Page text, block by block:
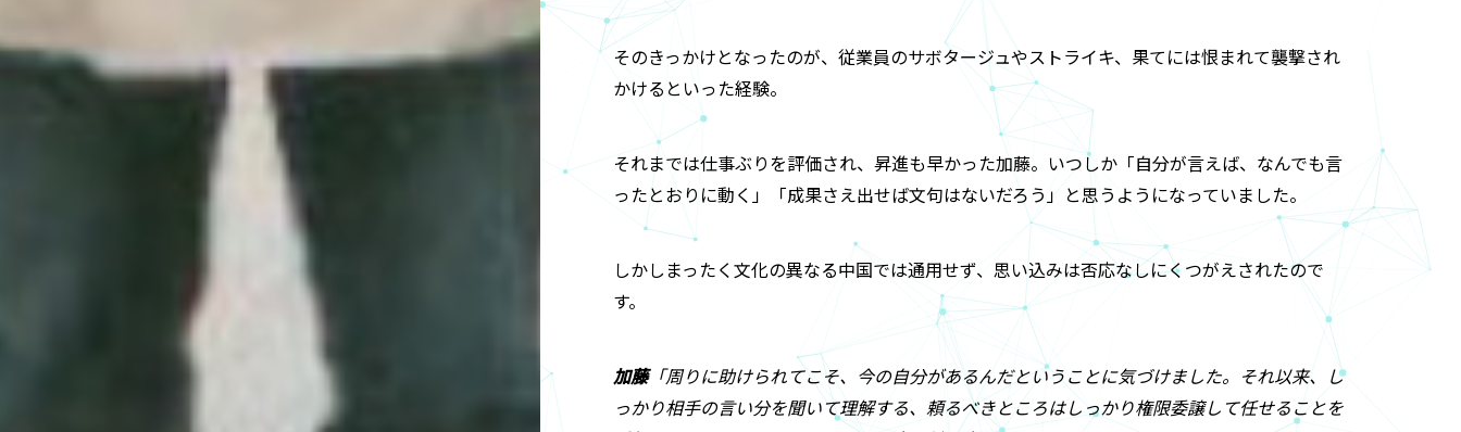
そのきっかけとなったのが、従業員のサボタージュやストライキ、果てには恨まれて襲撃され
かけるといった経験。
それまでは仕事ぶりを評価され、昇進も早かった加藤。いつしか「自分が言えば、なんでも言
ったとおりに動く」「成果さえ出せば文句はないだろう」と思うようになっていました。
しかしまったく文化の異なる中国では通用せず、思い込みは否応なしにくつがえされたので
す。
加藤「周りに助けられてこそ、今の自分があるんだということに気づけました。それ以来、し
っかり相手の言い分を聞いて理解する、頼るべきところはしっかり権限委譲して任せることを